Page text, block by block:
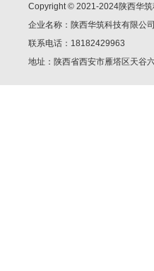
Copyright © 2021-2024陕西华
企业名称：陕西华筑科技有限公
联系电话：18182429963
地址：陕西省西安市雁塔区天谷